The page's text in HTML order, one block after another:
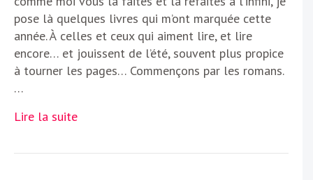
pose là quelques livres qui m’ont marquée cette
année. À celles et ceux qui aiment lire, et lire
encore… et jouissent de l’été, souvent plus propice
à tourner les pages… Commençons par les romans.
…
Lire la suite